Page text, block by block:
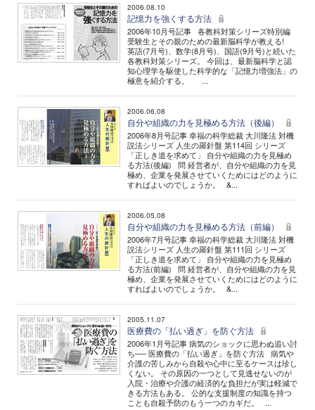
2006.08.10
記憶力を強くする方法
2006年10月号記事 各教科対策シリーズ特別編
受験生とその親のための最新脳科学が教える!
英語(7月号)、数学(8月号)、国語(9月号)と続いた
各教科対策シリーズ。 今回は、最新脳科学と認
知心理学を駆使した科学的な「記憶力増強法」の
極意を紹介する。 ...
2006.06.08
自分や組織の力を見極める方法（後編）
2006年8月号記事 幸福の科学総裁 大川隆法 対機
説法シリーズ 人生の羅針盤 第114回 シリーズ
「正しき道を求めて」 自分や組織の力を見極め
る方法(後編) 問 経営者が、自分や組織の力を見
極め、企業を発展させていくためにはどのように
すればよいのでしょうか。 &...
2006.05.08
自分や組織の力を見極める方法（前編）
2006年7月号記事 幸福の科学総裁 大川隆法 対機
説法シリーズ 人生の羅針盤 第111回 シリーズ
「正しき道を求めて」 自分や組織の力を見極め
る方法(前編) 問 経営者が、自分や組織の力を見
極め、企業を発展させていくためにはどのように
すればよいのでしょうか。 &...
2005.11.07
医療費の「払い過ぎ」を防ぐ方法
2006年1月号記事 病気のショックに思わぬ追い討
ち── 医療費の「払い過ぎ」を防ぐ方法 病気や
介護の苦しみから自殺や心中に至るケースは珍し
くない。 その原因の一つとして見逃せないのが
入院・治療や介護の経済的な負担だが実は軽減で
きる方法もある。 公的な支援制度の知識を持つ
ことも自殺予防のもう一つのカギだ。 ...